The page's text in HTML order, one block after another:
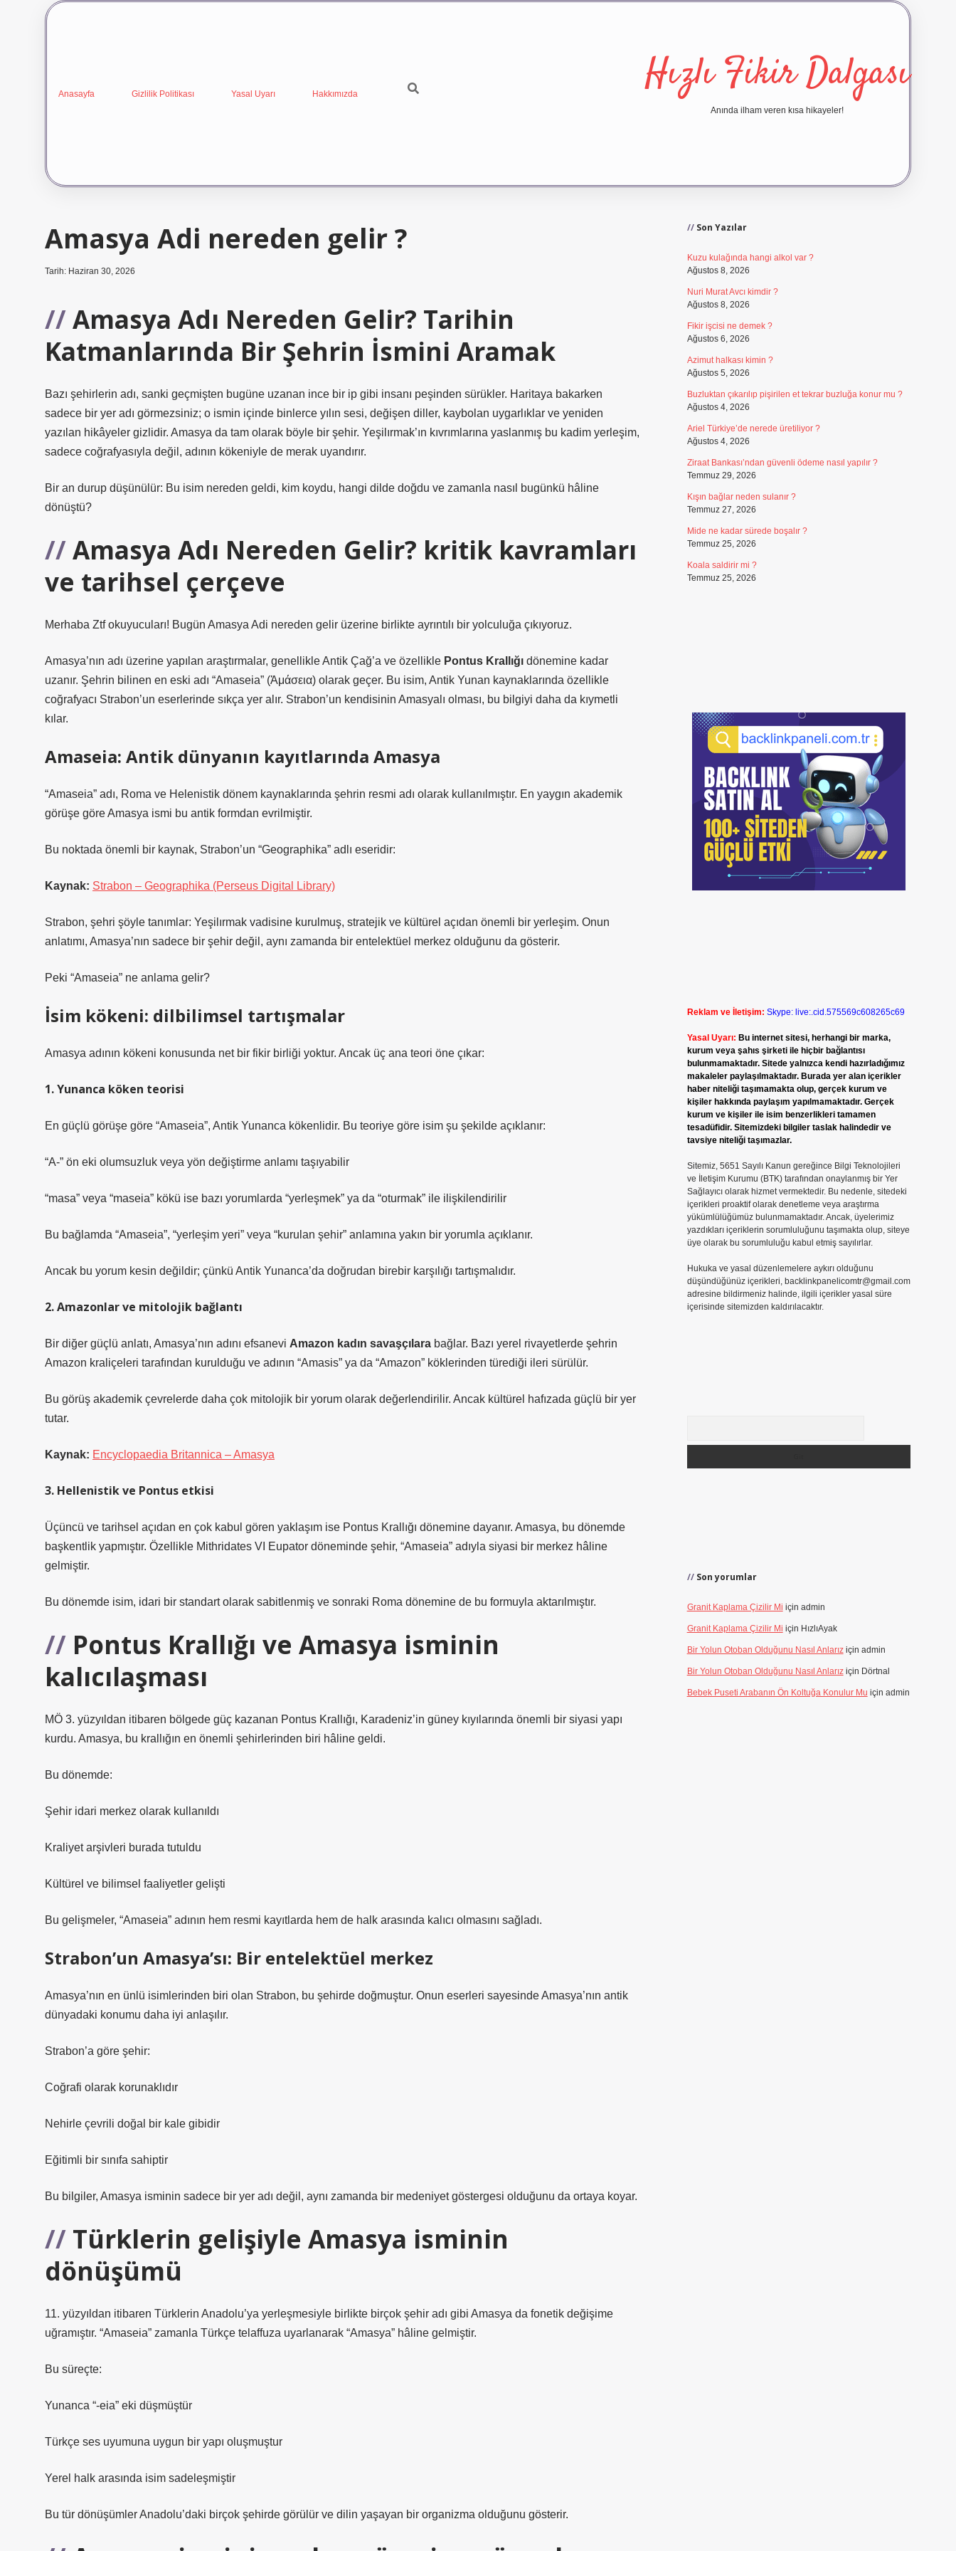
Anasayfa Gizlilik Politikası Yasal Uyarı Hakkımızda Hızlı Fikir Dalgası
Anında ilham veren kısa hikayeler!
Amasya Adi nereden gelir ?
Tarih: Haziran 30, 2026
Amasya Adı Nereden Gelir? Tarihin
Katmanlarında Bir Şehrin İsmini Aramak
Bazı şehirlerin adı, sanki geçmişten bugüne uzanan ince bir ip gibi insanı peşinden sürükler. Haritaya bakarken
sadece bir yer adı görmezsiniz; o ismin içinde binlerce yılın sesi, değişen diller, kaybolan uygarlıklar ve yeniden
yazılan hikâyeler gizlidir. Amasya da tam olarak böyle bir şehir. Yeşilırmak’ın kıvrımlarına yaslanmış bu kadim yerleşim,
sadece coğrafyasıyla değil, adının kökeniyle de merak uyandırır.
Bir an durup düşünülür: Bu isim nereden geldi, kim koydu, hangi dilde doğdu ve zamanla nasıl bugünkü hâline
dönüştü?
Amasya Adı Nereden Gelir? kritik kavramları
ve tarihsel çerçeve
Merhaba Ztf okuyucuları! Bugün Amasya Adi nereden gelir üzerine birlikte ayrıntılı bir yolculuğa çıkıyoruz.
Amasya’nın adı üzerine yapılan araştırmalar, genellikle Antik Çağ’a ve özellikle Pontus Krallığı dönemine kadar
uzanır. Şehrin bilinen en eski adı “Amaseia” (Ἀμάσεια) olarak geçer. Bu isim, Antik Yunan kaynaklarında özellikle
coğrafyacı Strabon’un eserlerinde sıkça yer alır. Strabon’un kendisinin Amasyalı olması, bu bilgiyi daha da kıymetli
kılar.
Amaseia: Antik dünyanın kayıtlarında Amasya
“Amaseia” adı, Roma ve Helenistik dönem kaynaklarında şehrin resmi adı olarak kullanılmıştır. En yaygın akademik
görüşe göre Amasya ismi bu antik formdan evrilmiştir.
Bu noktada önemli bir kaynak, Strabon’un “Geographika” adlı eseridir:
Kaynak: Strabon – Geographika (Perseus Digital Library)
Strabon, şehri şöyle tanımlar: Yeşilırmak vadisine kurulmuş, stratejik ve kültürel açıdan önemli bir yerleşim. Onun
anlatımı, Amasya’nın sadece bir şehir değil, aynı zamanda bir entelektüel merkez olduğunu da gösterir.
Peki “Amaseia” ne anlama gelir?
İsim kökeni: dilbilimsel tartışmalar
Amasya adının kökeni konusunda net bir fikir birliği yoktur. Ancak üç ana teori öne çıkar:
1. Yunanca köken teorisi
En güçlü görüşe göre “Amaseia”, Antik Yunanca kökenlidir. Bu teoriye göre isim şu şekilde açıklanır:
“A-” ön eki olumsuzluk veya yön değiştirme anlamı taşıyabilir
“masa” veya “maseia” kökü ise bazı yorumlarda “yerleşmek” ya da “oturmak” ile ilişkilendirilir
Bu bağlamda “Amaseia”, “yerleşim yeri” veya “kurulan şehir” anlamına yakın bir yorumla açıklanır.
Ancak bu yorum kesin değildir; çünkü Antik Yunanca’da doğrudan birebir karşılığı tartışmalıdır.
2. Amazonlar ve mitolojik bağlantı
Bir diğer güçlü anlatı, Amasya’nın adını efsanevi Amazon kadın savaşçılara bağlar. Bazı yerel rivayetlerde şehrin
Amazon kraliçeleri tarafından kurulduğu ve adının “Amasis” ya da “Amazon” köklerinden türediği ileri sürülür.
Bu görüş akademik çevrelerde daha çok mitolojik bir yorum olarak değerlendirilir. Ancak kültürel hafızada güçlü bir yer
tutar.
Kaynak: Encyclopaedia Britannica – Amasya
3. Hellenistik ve Pontus etkisi
Üçüncü ve tarihsel açıdan en çok kabul gören yaklaşım ise Pontus Krallığı dönemine dayanır. Amasya, bu dönemde
başkentlik yapmıştır. Özellikle Mithridates VI Eupator döneminde şehir, “Amaseia” adıyla siyasi bir merkez hâline
gelmiştir.
Bu dönemde isim, idari bir standart olarak sabitlenmiş ve sonraki Roma dönemine de bu formuyla aktarılmıştır.
Pontus Krallığı ve Amasya isminin
kalıcılaşması
MÖ 3. yüzyıldan itibaren bölgede güç kazanan Pontus Krallığı, Karadeniz’in güney kıyılarında önemli bir siyasi yapı
kurdu. Amasya, bu krallığın en önemli şehirlerinden biri hâline geldi.
Bu dönemde:
Şehir idari merkez olarak kullanıldı
Kraliyet arşivleri burada tutuldu
Kültürel ve bilimsel faaliyetler gelişti
Bu gelişmeler, “Amaseia” adının hem resmi kayıtlarda hem de halk arasında kalıcı olmasını sağladı.
Strabon’un Amasya’sı: Bir entelektüel merkez
Amasya’nın en ünlü isimlerinden biri olan Strabon, bu şehirde doğmuştur. Onun eserleri sayesinde Amasya’nın antik
dünyadaki konumu daha iyi anlaşılır.
Strabon’a göre şehir:
Coğrafi olarak korunaklıdır
Nehirle çevrili doğal bir kale gibidir
Eğitimli bir sınıfa sahiptir
Bu bilgiler, Amasya isminin sadece bir yer adı değil, aynı zamanda bir medeniyet göstergesi olduğunu da ortaya koyar.
Türklerin gelişiyle Amasya isminin
dönüşümü
11. yüzyıldan itibaren Türklerin Anadolu’ya yerleşmesiyle birlikte birçok şehir adı gibi Amasya da fonetik değişime
uğramıştır. “Amaseia” zamanla Türkçe telaffuza uyarlanarak “Amasya” hâline gelmiştir.
Bu süreçte:
Yunanca “-eia” eki düşmüştür
Türkçe ses uyumuna uygun bir yapı oluşmuştur
Yerel halk arasında isim sadeleşmiştir
Bu tür dönüşümler Anadolu’daki birçok şehirde görülür ve dilin yaşayan bir organizma olduğunu gösterir.
Son Yazılar
Kuzu kulağında hangi alkol var ?
Ağustos 8, 2026
Nuri Murat Avcı kimdir ?
Ağustos 8, 2026
Fikir işcisi ne demek ?
Ağustos 6, 2026
Azimut halkası kimin ?
Ağustos 5, 2026
Buzluktan çıkarılıp pişirilen et tekrar buzluğa konur mu ?
Ağustos 4, 2026
Ariel Türkiye’de nerede üretiliyor ?
Ağustos 4, 2026
Ziraat Bankası’ndan güvenli ödeme nasıl yapılır ?
Temmuz 29, 2026
Kışın bağlar neden sulanır ?
Temmuz 27, 2026
Mide ne kadar sürede boşalır ?
Temmuz 25, 2026
Koala saldirir mi ?
Temmuz 25, 2026
Reklam ve İletişim: Skype: live:.cid.575569c608265c69
Yasal Uyarı: Bu internet sitesi, herhangi bir marka,
kurum veya şahıs şirketi ile hiçbir bağlantısı
bulunmamaktadır. Sitede yalnızca kendi hazırladığımız
makaleler paylaşılmaktadır. Burada yer alan içerikler
haber niteliği taşımamakta olup, gerçek kurum ve
kişiler hakkında paylaşım yapılmamaktadır. Gerçek
kurum ve kişiler ile isim benzerlikleri tamamen
tesadüfidir. Sitemizdeki bilgiler taslak halindedir ve
tavsiye niteliği taşımazlar.
Sitemiz, 5651 Sayılı Kanun gereğince Bilgi Teknolojileri
ve İletişim Kurumu (BTK) tarafından onaylanmış bir Yer
Sağlayıcı olarak hizmet vermektedir. Bu nedenle, sitedeki
içerikleri proaktif olarak denetleme veya araştırma
yükümlülüğümüz bulunmamaktadır. Ancak, üyelerimiz
yazdıkları içeriklerin sorumluluğunu taşımakta olup, siteye
üye olarak bu sorumluluğu kabul etmiş sayılırlar.
Hukuka ve yasal düzenlemelere aykırı olduğunu
düşündüğünüz içerikleri, backlinkpanelicomtr@gmail.com
adresine bildirmeniz halinde, ilgili içerikler yasal süre
içerisinde sitemizden kaldırılacaktır.
Son yorumlar
Granit Kaplama Çizilir Mi için admin
Granit Kaplama Çizilir Mi için HızlıAyak
Bir Yolun Otoban Olduğunu Nasıl Anlarıziçin admin
Bir Yolun Otoban Olduğunu Nasıl Anlarıziçin Dörtnal
Bebek Puseti Arabanın Ön Koltuğa Konulur Mu için admin